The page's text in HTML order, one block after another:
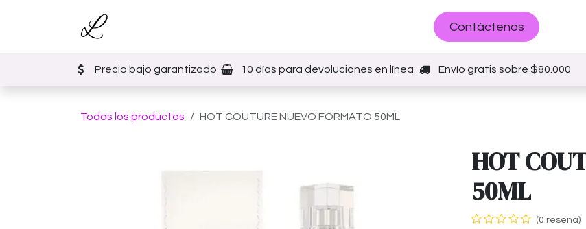
Contáctenos
Precio bajo garantizado 10 días para devoluciones en línea Envío gratis sobre $80.000
Todos los productos HOT COUTURE NUEVO FORMATO 50ML
HOT
50ML
(0 reseña)